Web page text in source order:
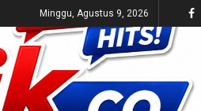
Minggu, Agustus 9, 2026